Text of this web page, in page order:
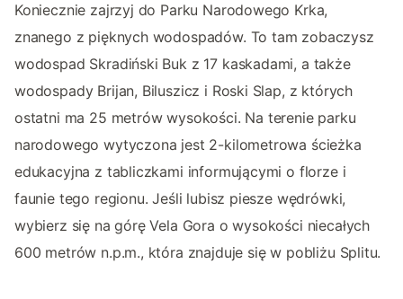
Koniecznie zajrzyj do Parku Narodowego Krka,
znanego z pięknych wodospadów. To tam zobaczysz
wodospad Skradiński Buk z 17 kaskadami, a także
wodospady Brijan, Biluszicz i Roski Slap, z których
ostatni ma 25 metrów wysokości. Na terenie parku
narodowego wytyczona jest 2-kilometrowa ścieżka
edukacyjna z tabliczkami informującymi o florze i
faunie tego regionu. Jeśli lubisz piesze wędrówki,
wybierz się na górę Vela Gora o wysokości niecałych
600 metrów n.p.m., która znajduje się w pobliżu Splitu.